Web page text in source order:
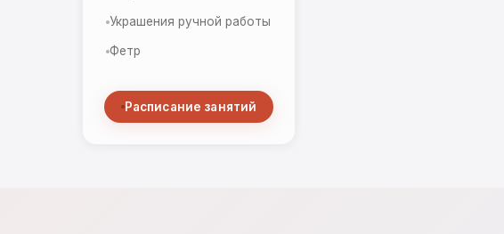
Украшения ручной работы
Фетр
Расписание занятий